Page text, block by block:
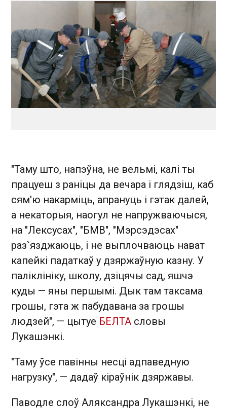
"Таму што, напэўна, не вельмі, калі ты
працуеш з раніцы да вечара і глядзіш, каб
сям'ю накарміць, апрануць і гэтак далей,
а некаторыя, наогул не напружваючыся,
на "Лексусах", "БМВ", "Мэрсэдэсах"
раз`язджаюць, і не выплочваюць нават
капейкі падаткаў у дзяржаўную казну. У
паліклініку, школу, дзіцячы сад, яшчэ
куды — яны першымі. Дык там таксама
грошы, гэта ж пабудавана за грошы
людзей", — цытуе БЕЛТА словы
Лукашэнкі.
"Таму ўсе павінны несці адпаведную
нагрузку", — дадаў кіраўнік дзяржавы.
Паводле слоў Аляксандра Лукашэнкі, не